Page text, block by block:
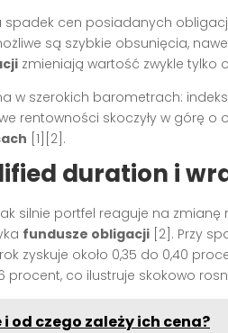
cen posiadanych
są szybkie obsunięcia,
zmieniają wartość zwykle tylko
w szerokich barometrach:
rentowności skoczyły w górę o
[1][2].
duration i
silnie portfel reaguje na
fundusze obligacji [2]. Przy
zyskuje około 0,35 do 0,40
procent, co ilustruje skokowo
od czego zależy ich cena?